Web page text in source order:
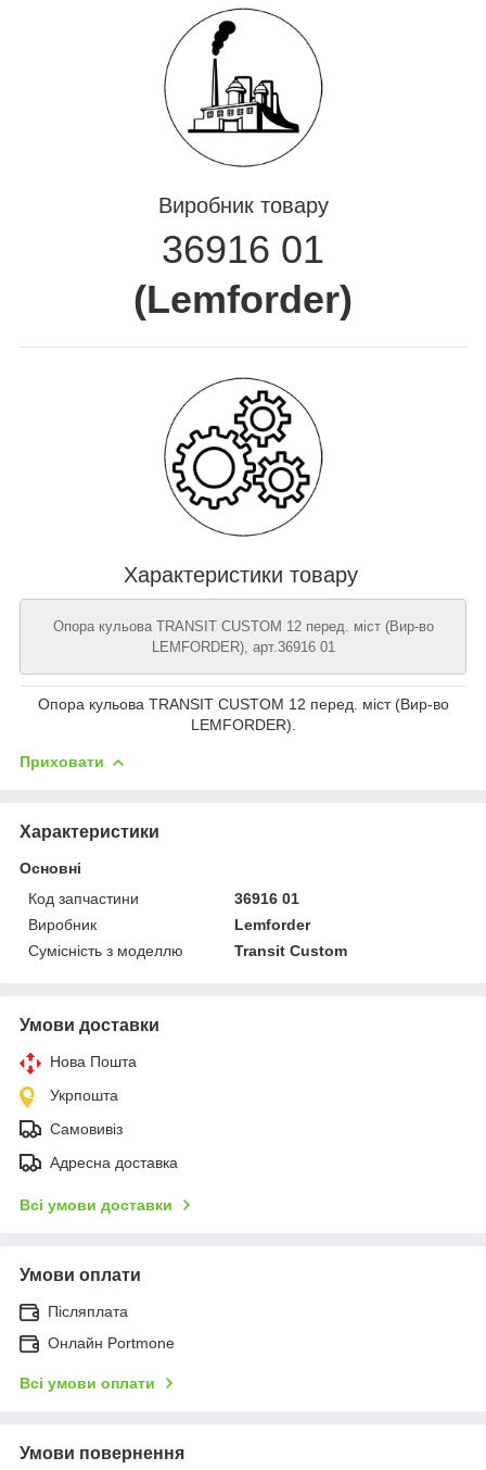
Виробник товару
36916 01
(Lemforder)
Характеристики товару
Опора кульова TRANSIT CUSTOM 12 перед. міст (Вир-во
LEMFORDER), арт.36916 01
Опора кульова TRANSIT CUSTOM 12 перед. міст (Вир-во
LEMFORDER).
Приховати
Характеристики
Основні
Код запчастини
36916 01
Виробник
Lemforder
Сумісність з моделлю
Transit Custom
Умови доставки
Нова Пошта
Укрпошта
Самовивіз
Адресна доставка
Всі умови доставки
Умови оплати
Післяплата
Онлайн Portmone
Всі умови оплати
Умови повернення